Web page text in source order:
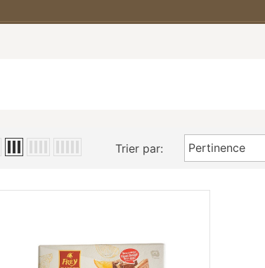
Trier par: Pertinence